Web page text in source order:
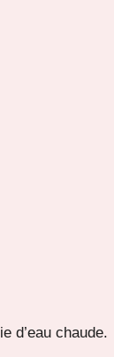
d’eau chaude.